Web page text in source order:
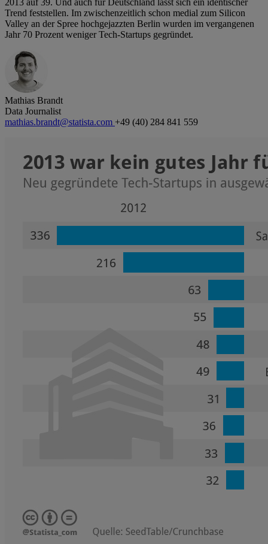
2013 auf 39. Und auch für Deutschland lässt sich ein identischer
Trend feststellen. Im zwischenzeitlich schon medial zum Silicon
Valley an der Spree hochgejazzten Berlin wurden im vergangenen
Jahr 70 Prozent weniger Tech-Startups gegründet.
Mathias Brandt
Data Journalist
mathias.brandt@statista.com +49 (40) 284 841 559